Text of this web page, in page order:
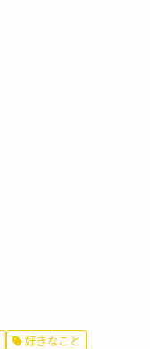
好きなこと